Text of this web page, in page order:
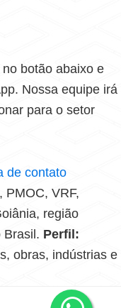
botão abaixo e
Nossa equipe irá
para o setor
de contato
PMOC, VRF,
região
Brasil. Perfil:
obras, indústrias e